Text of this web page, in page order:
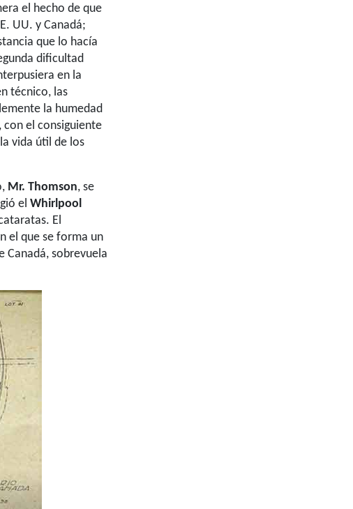
el hecho de que
UU. y Canadá;
que lo hacía
dificultad
en la
técnico, las
la humedad
con el consiguiente
vida útil de los
Mr. Thomson, se
el Whirlpool
El
el que se forma un
Canadá, sobrevuela